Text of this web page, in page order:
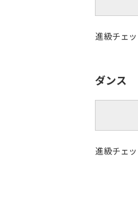
進級チェ
ダンス
進級チェ